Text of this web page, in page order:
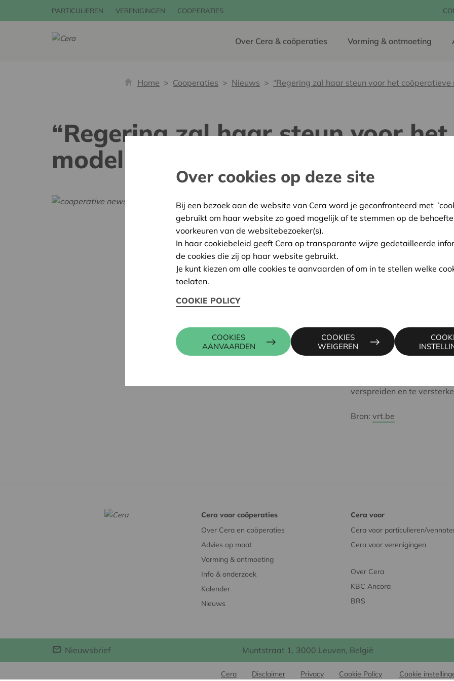
PARTICULIEREN VERENIGINGEN COOPERATIES
Over Cera & coöperaties Vorming & ontmoeting
Home Cooperaties Nieuws “Regering zal haar steun voor het coöperatieve
“Regering zal haar steun voor
model versterken”
09 oktober 2020
In het federaal
zinnetje op: "De regering
dat zojuist volledig is
vennootschappen en
regeerakkoord
De plaats van het
'ondernemerschap' - ok,
sectorale maatregelen'.
enkele sectoren behoren.
alle sectoren, onder meer
Maar we zeuren niet, we
geeft ons nog meer
verspreiden en te
Bron: vrt.be
Cera voor coöperaties
Over Cera en coöperaties
Advies op maat
Vorming & ontmoeting
Info & onderzoek
Kalender
Nieuws
Cera voor
Cera voor particulieren/
Cera voor verenigingen
Over Cera
KBC Ancora
BRS
Nieuwsbrief Muntstraat 1, 3000 Leuven, België
Cera Disclaimer Privacy Cookie Policy Cookie
Over cookies op deze site
Bij een bezoek aan de website van Cera word je geconfronteerd met
gebruikt om haar website zo goed mogelijk af te stemmen op de
voorkeuren van de websitebezoeker(s).
In haar cookiebeleid geeft Cera op transparante wijze gedetailleerde
de cookies die zij op haar website gebruikt.
Je kunt kiezen om alle cookies te aanvaarden of om in te stellen welke
toelaten.
COOKIE POLICY
COOKIES
AANVAARDEN
COOKIES
WEIGEREN